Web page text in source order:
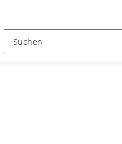
Partnershops